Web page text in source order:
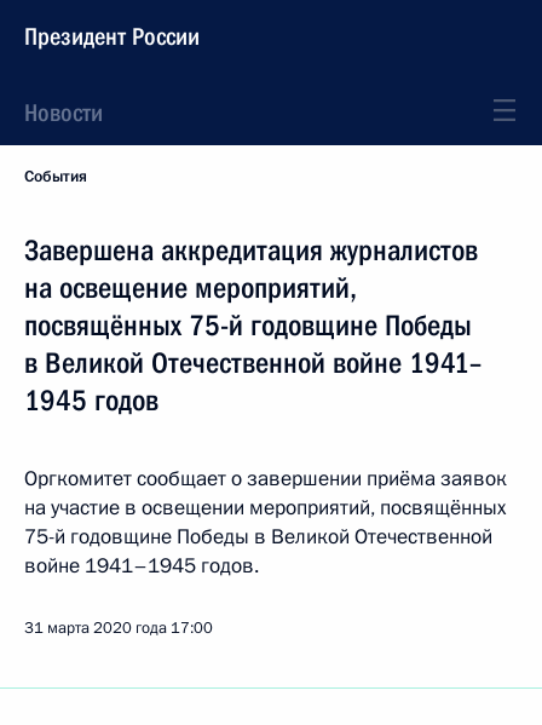
Президент России
Новости
События
Завершена аккредитация журналистов
на освещение мероприятий,
посвящённых 75-й годовщине Победы
в Великой Отечественной войне 1941–
1945 годов
Оргкомитет сообщает о завершении приёма заявок
на участие в освещении мероприятий, посвящённых
75-й годовщине Победы в Великой Отечественной
войне 1941–1945 годов.
31 марта 2020 года 17:00